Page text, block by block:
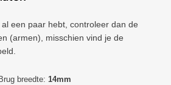
een paar hebt, controleer dan de
(armen), misschien vind je de
Brug breedte: 14mm